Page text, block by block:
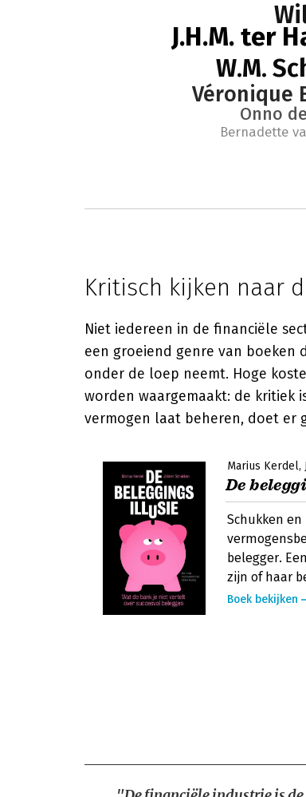
J.H.M. ter
W.M.
Véronique
Onno
Bernadette
Kritisch kijken naar
Niet iedereen in de financiële
een groeiend genre van boeken
onder de loep neemt. Hoge
worden waargemaakt: de kritiek
vermogen laat beheren, doet er
Marius Kerdel
De
Schukken
belegger.
zijn of haar
Boek bekijken